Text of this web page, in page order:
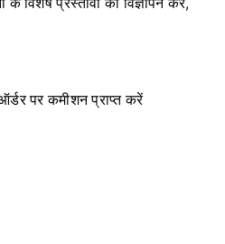
पर कमीशन प्राप्त करें